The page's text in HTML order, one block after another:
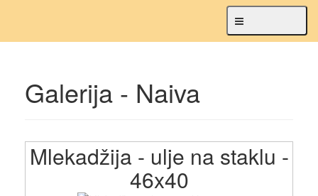
Navigacija
Galerija - Naiva
Mlekadžija - ulje na staklu -
46x40